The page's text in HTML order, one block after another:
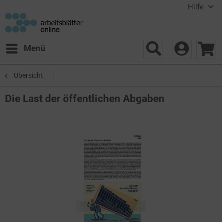
Hilfe
Menü
Übersicht
Die Last der öffentlichen Abgaben